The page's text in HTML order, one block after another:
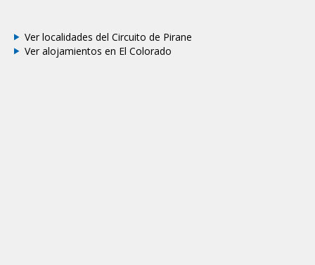
Ver localidades del Circuito de Pirane
Ver alojamientos en El Colorado